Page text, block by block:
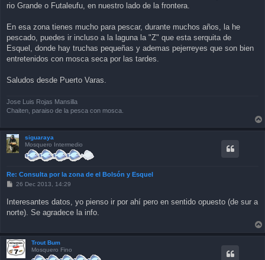
rio Grande o Futaleufu, en nuestro lado de la frontera.
En esa zona tienes mucho para pescar, durante muchos años, la he
pescado, puedes ir incluso a la laguna la "Z" que esta serquita de
Esquel, donde hay truchas pequeñas y ademas pejerreyes que son bien
entretenidos con mosca seca por las tardes.
Saludos desde Puerto Varas.
Jose Luis Rojas Mansilla
Chaiten, paraiso de la pesca con mosca.
siguaraya
Mosquero Intermedio
Re: Consulta por la zona de el Bolsón y Esquel
P
t
26 Dec 2013, 14:29
Interesantes datos, yo pienso ir por ahí pero en sentido opuesto (de sur a
norte). Se agradece la info.
Trout Bum
Mosquero Fino